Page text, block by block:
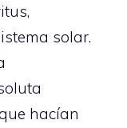
solar.
hacían